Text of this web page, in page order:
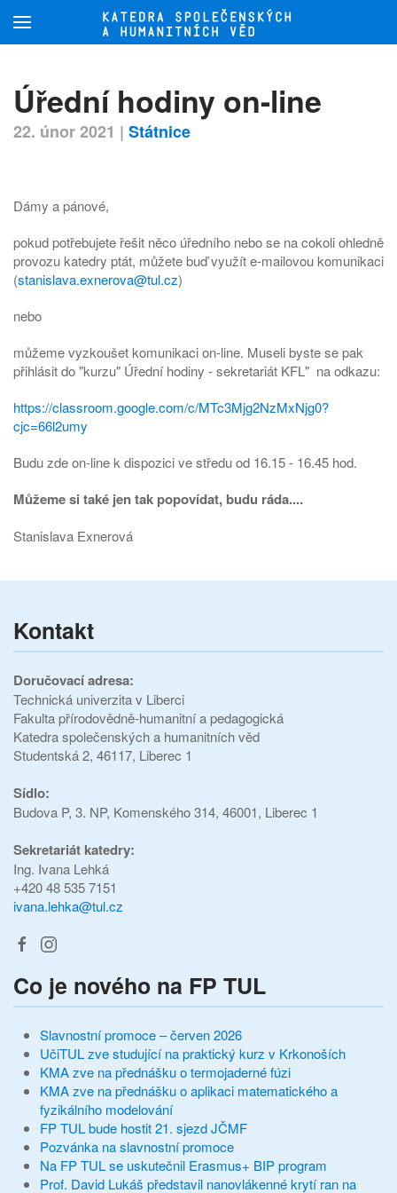
Přejít na hlavní obsah
Úřední hodiny on-line
22. únor 2021 | Státnice
Dámy a pánové,
pokud potřebujete řešit něco úředního nebo se na cokoli ohledně
provozu katedry ptát, můžete buď využít e-mailovou komunikaci
(stanislava.exnerova@tul.cz)
nebo
můžeme vyzkoušet komunikaci on-line. Museli byste se pak
přihlásit do "kurzu" Úřední hodiny - sekretariát KFL" na odkazu:
https://classroom.google.com/c/MTc3Mjg2NzMxNjg0?
cjc=66l2umy
Budu zde on-line k dispozici ve středu od 16.15 - 16.45 hod.
Můžeme si také jen tak popovídat, budu ráda....
Stanislava Exnerová
Kontakt
Doručovací adresa:
Technická univerzita v Liberci
Fakulta přírodovědně-humanitní a pedagogická
Katedra společenských a humanitních věd
Studentská 2, 46117, Liberec 1
Sídlo:
Budova P, 3. NP, Komenského 314, 46001, Liberec 1
Sekretariát katedry:
Ing. Ivana Lehká
+420 48 535 7151
ivana.lehka@tul.cz
Co je nového na FP TUL
Slavnostní promoce – červen 2026
UčiTUL zve studující na praktický kurz v Krkonoších
KMA zve na přednášku o termojaderné fúzi
KMA zve na přednášku o aplikaci matematického a
fyzikálního modelování
FP TUL bude hostit 21. sjezd JČMF
Pozvánka na slavnostní promoce
Na FP TUL se uskutečnil Erasmus+ BIP program
Prof. David Lukáš představil nanovlákenné krytí ran na